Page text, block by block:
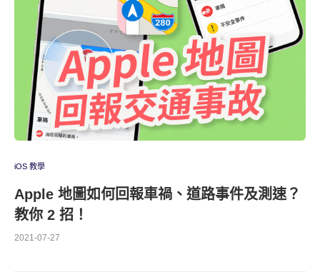
iOS 教學
Apple 地圖如何回報車禍、道路事件及測速？
教你 2 招！
2021-07-27